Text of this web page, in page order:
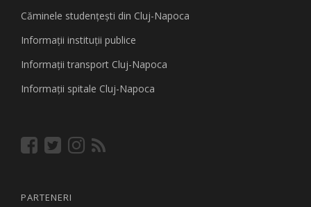
Căminele studenţeşti din Cluj-Napoca
Informaţii instituţii publice
Informaţii transport Cluj-Napoca
Informaţii spitale Cluj-Napoca
PARTENERI